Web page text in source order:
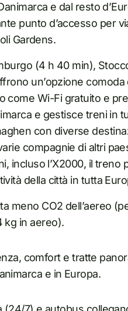
e dal resto
punto d’accesso per
Gardens.
(4 h 40 min),
un’opzione
come Wi-Fi gratuito e
e gestisce treni in
con diverse
compagnie di altri
incluso l’X2000, il treno
della città in tutta
meno CO2 dell’aereo
kg in aereo).
comfort e tratte
e in Europa.